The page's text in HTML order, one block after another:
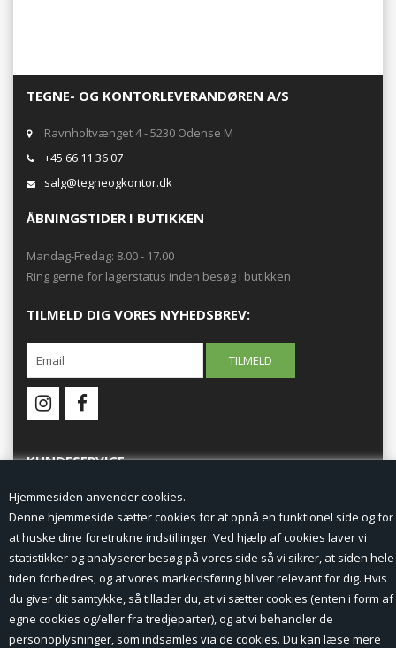
Hjemmesiden anvender cookies.
Denne hjemmeside sætter cookies for at opnå en funktionel side og for
at huske dine foretrukne indstillinger. Ved hjælp af cookies laver vi
statistikker og analyserer besøg på vores side så vi sikrer, at siden hele
tiden forbedres, og at vores markedsføring bliver relevant for dig. Hvis
du giver dit samtykke, så tillader du, at vi sætter cookies (enten i form af
egne cookies og/eller fra tredjeparter), og at vi behandler de
personoplysninger, som indsamles via de cookies. Du kan læse mere
TEGNE- OG KONTORLEVERANDØREN A/S
Ravnholtvænget 4 - 5230 Odense M
+45 66 11 36 07
salg@tegneogkontor.dk
ÅBNINGSTIDER I BUTIKKEN
Mandag-Fredag: 8.00 - 17.00
Ring gerne for lagerstatus inden besøg i butikken
TILMELD DIG VORES NYHEDSBREV:
KUNDESERVICE
Forside
Min Konto
Nyheder
Vilkår og betingelser